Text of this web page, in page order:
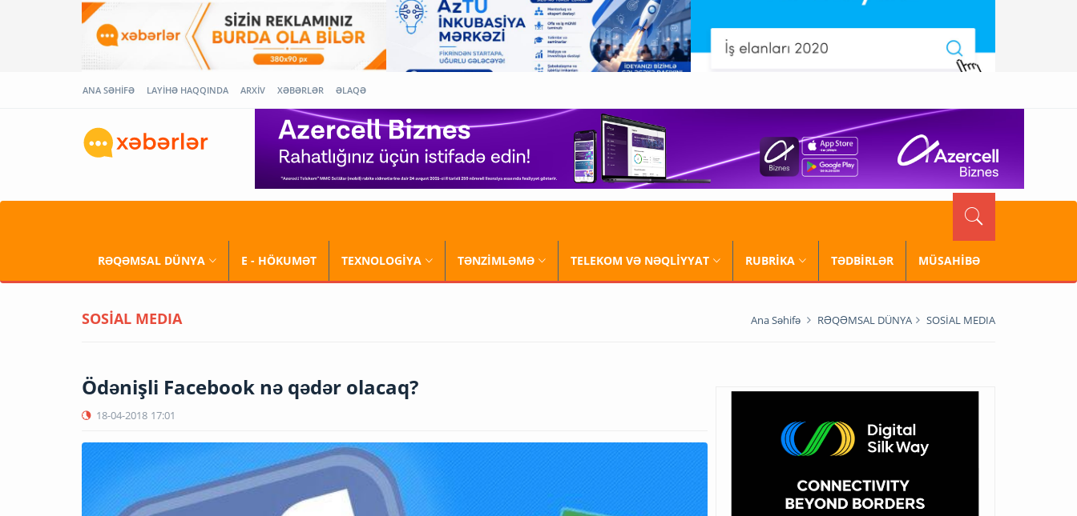
ANA SƏHİFƏ LAYİHƏ HAQQINDA ARXİV XƏBƏRLƏR ƏLAQƏ
RƏQƏMSAL DÜNYA E - HÖKUMƏT TEXNOLOGİYA TƏNZİMLƏMƏ TELEKOM VƏ NƏQLİYYAT RUBRİKA TƏDBİRLƏR MÜSAHİBƏ
SOSİAL MEDIA Ana Səhifə RƏQƏMSAL DÜNYA SOSİAL MEDIA
Ödənişli Facebook nə qədər olacaq?
18-04-2018 17:01